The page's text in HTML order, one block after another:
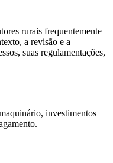
rurais frequentemente
a revisão e a
suas regulamentações,
investimentos